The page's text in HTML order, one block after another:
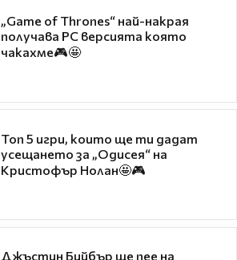
„Game of Thrones“ най-накрая
получава PC версията която
чакахме🎮🤩
Топ 5 игри, които ще ти дадат
усещането за „Одисея“ на
Кристофър Нолан🤩🎮
Джъстин Бийбър ще пее на